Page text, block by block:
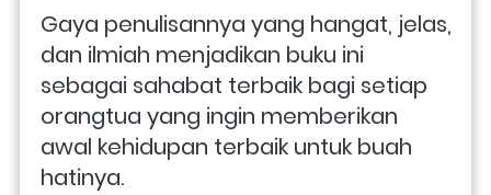
Gaya penulisannya yang hangat, jelas,
dan ilmiah menjadikan buku ini
sebagai sahabat terbaik bagi setiap
orangtua yang ingin memberikan
awal kehidupan terbaik untuk buah
hatinya.